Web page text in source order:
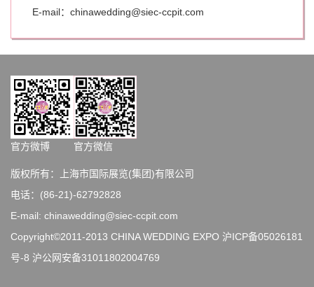
E-mail：chinawedding@siec-ccpit.com
官方微博 官方微信
版权所有：上海市国际展览(集团)有限公司
电话：(86-21)-62792828
E-mail: chinawedding@siec-ccpit.com
Copyright©2011-2013 CHINA WEDDING EXPO 沪ICP备05026181
号-8 沪公网安备31011802004769